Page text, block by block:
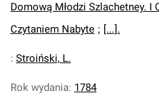
Domową Młodzi Szlachetney. I
Czytaniem Nabyte ; [...].
: Stroiński, L.
Rok wydania: 1784